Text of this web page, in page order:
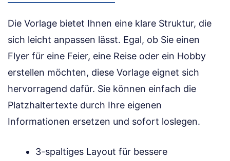
Die Vorlage bietet Ihnen eine klare Struktur, die
sich leicht anpassen lässt. Egal, ob Sie einen
Flyer für eine Feier, eine Reise oder ein Hobby
erstellen möchten, diese Vorlage eignet sich
hervorragend dafür. Sie können einfach die
Platzhaltertexte durch Ihre eigenen
Informationen ersetzen und sofort loslegen.
3-spaltiges Layout für bessere